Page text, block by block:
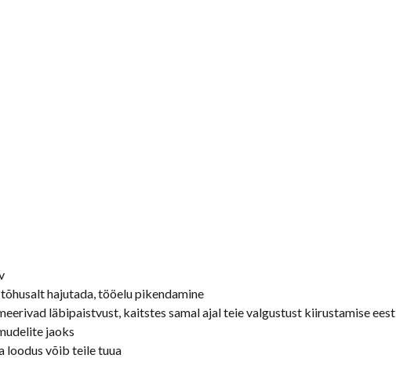
hajutada, tööelu pikendamine
läbipaistvust, kaitstes samal ajal teie valgustust kiirustamise eest
jaoks
loodus võib teile tuua